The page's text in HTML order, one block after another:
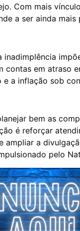
Com mais
a ser ainda mais
contas em
a inflação sob
bem as
é reforçar
a
pelo